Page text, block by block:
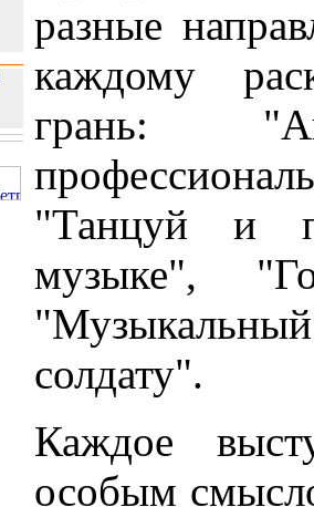
разные
каждому
грань:
"Танцуй и
музыке",
солдату".
Каждое
особым